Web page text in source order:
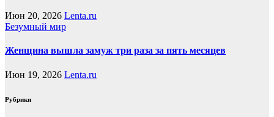
Июн 20, 2026 Lenta.ru
Безумный мир
Женщина вышла замуж три раза за пять месяцев
Июн 19, 2026 Lenta.ru
Рубрики